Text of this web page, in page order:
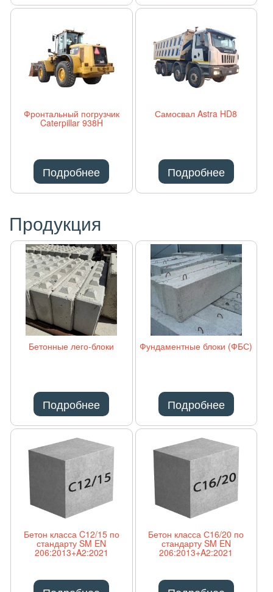
Фронтальный погрузчик
Caterpillar 938H
Подробнее
Самосвал Astra HD8
Подробнее
Продукция
Бетонные лего-блоки
Подробнее
Фундаментные блоки (ФБС)
Подробнее
Бетон класса C12/15 по
стандарту SM EN
206:2013+A2:2021
Бетон класса С16/20 по
стандарту SM EN
206:2013+A2:2021